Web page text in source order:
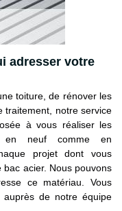
adresser votre
toiture, de rénover les
traitement, notre service
à vous réaliser les
en neuf comme en
projet dont vous
acier. Nous pouvons
ce matériau. Vous
auprès de notre équipe